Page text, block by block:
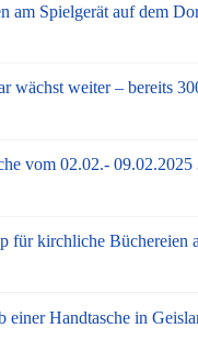
am Spielgerät auf dem
wächst weiter – bereits
vom 02.02.- 09.02.2025
für kirchliche Büchereien
einer Handtasche in